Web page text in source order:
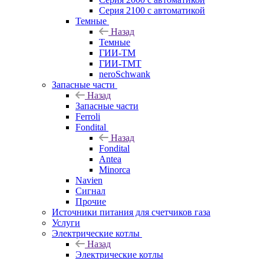
Серия 2100 с автоматикой
Темные
Назад
Темные
ГИИ-ТМ
ГИИ-ТМТ
neroSchwank
Запасные части
Назад
Запасные части
Ferroli
Fondital
Назад
Fondital
Antea
Minorca
Navien
Сигнал
Прочие
Источники питания для счетчиков газа
Услуги
Электрические котлы
Назад
Электрические котлы